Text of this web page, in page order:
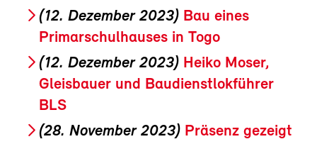
(12. Dezember 2023) Bau eines
Primarschulhauses in Togo
(12. Dezember 2023) Heiko Moser,
Gleisbauer und Baudienstlokführer
BLS
(28. November 2023) Präsenz gezeigt